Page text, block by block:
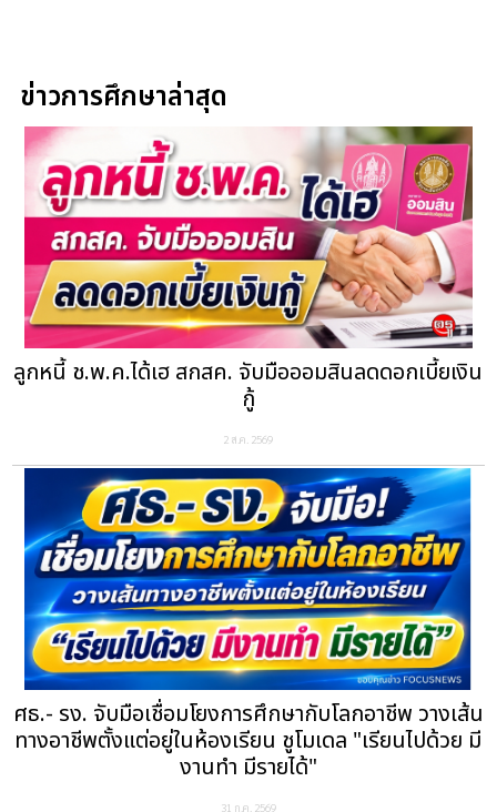
ข่าวการศึกษาล่าสุด
ลูกหนี้ ช.พ.ค.ได้เฮ สกสค. จับมือออมสินลดดอกเบี้ยเงิน
กู้
2 ส.ค. 2569
ศธ.- รง. จับมือเชื่อมโยงการศึกษากับโลกอาชีพ วางเส้น
ทางอาชีพตั้งแต่อยู่ในห้องเรียน ชูโมเดล "เรียนไปด้วย มี
งานทำ มีรายได้"
31 ก.ค. 2569